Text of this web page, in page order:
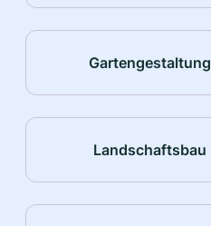
Gartengestaltung
Landschaftsbau